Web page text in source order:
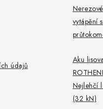
údajů
vytápění
Aku
Nejlehčí
(32 kN)